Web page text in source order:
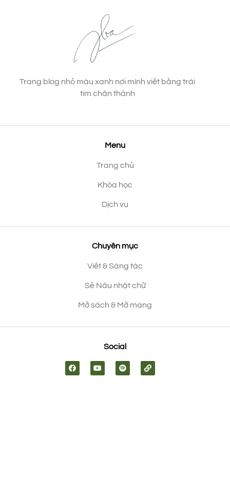
Trang blog nhỏ màu xanh nơi mình viết bằng trái
tim chân thành
Menu
Trang chủ
Khóa học
Dịch vụ
Chuyên mục
Viết & Sáng tác
Sẻ Nâu nhặt chữ
Mở sách & Mở mang
Social